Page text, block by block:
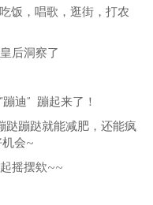
饭，唱歌，逛街，打农
后洞察了
迪” 蹦起来了！
跶蹦跶就能减肥，还能疯
会~
摇摆欸~~